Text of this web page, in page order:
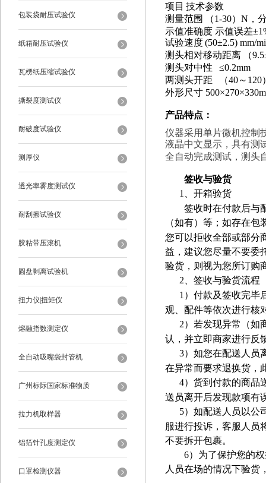
包装袋耐压试验仪
纸箱耐压试验仪
瓦楞纸压缩试验仪
撕裂度测试仪
耐破度试验仪
测厚仪
透光率雾度测试仪
耐刮擦试验仪
胶粘带压滚机
圆盘剥离试验机
扭力仪|扭矩仪
熔融指数测定仪
全自动吸嘴袋封管机
广州标际国家标准物质
拉力机取样器
铝箔针孔度测定仪
口罩检测仪器
项目 技术参数
测量范围
（1-30） N ，
示值准确度 示值误差±
试验速度(50±2.5) mm/
测头相对移动距离
（9.5
测头对中性
≤0.2mm
两测头开距
（40～ 120
外形尺寸 500×270×
产品特点 ：
仪器采用单片微机控制
液晶中文显示，具有测
全自动完成测试，测头
签收与验货
1
、开箱验货
签收时在付款后与配
（如有）等；如存在
您可以拒收全部或部分
益，建议您尽量不要委
验货，则视为您所订购
2 、签收与验货流程
1 ）付款及签收完毕
观、配件等依次进行核
2）若发现异常（如
认，并立即商家进行反
3）如您在配送人员
在异常而要求退换货，
4）货到付款的商品
送员离开后发现款项有
5）如配送人员以公
服进行投诉，客服人员
不要拆开包裹。
6）为了保护您的
人员在场的情况下验货